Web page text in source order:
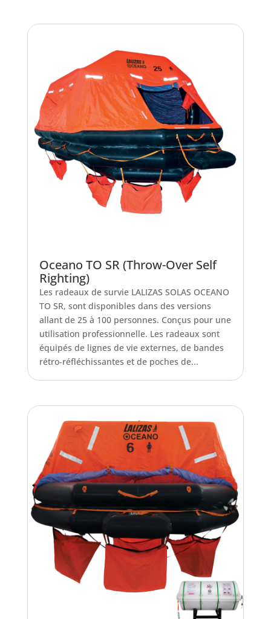
Oceano TO SR (Throw-Over Self
Righting)
Les radeaux de survie LALIZAS SOLAS OCEANO
TO SR, sont disponibles dans des versions
allant de 25 à 100 personnes. Conçus pour une
utilisation professionnelle. Les radeaux sont
équipés de lignes de vie externes, de bandes
rétro-réfléchissantes et de poches de...